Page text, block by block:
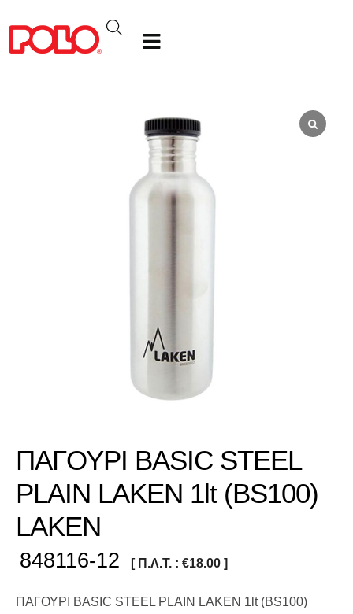
ΠΑΓΟΥΡΙ BASIC STEEL
PLAIN LAKEN 1lt (BS100)
LAKEN
848116-12 [ Π.Λ.Τ. : €18.00 ]
ΠΑΓΟΥΡΙ BASIC STEEL PLAIN LAKEN 1lt (BS100)